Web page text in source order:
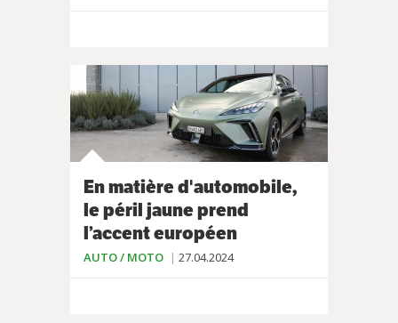
En matière d'automobile,
le péril jaune prend
l’accent européen
AUTO / MOTO 27.04.2024